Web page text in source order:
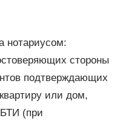
нотариусом:
стороны
подтверждающих
или дом,
(при